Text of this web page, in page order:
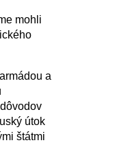
mohli
a
útok
štátmi